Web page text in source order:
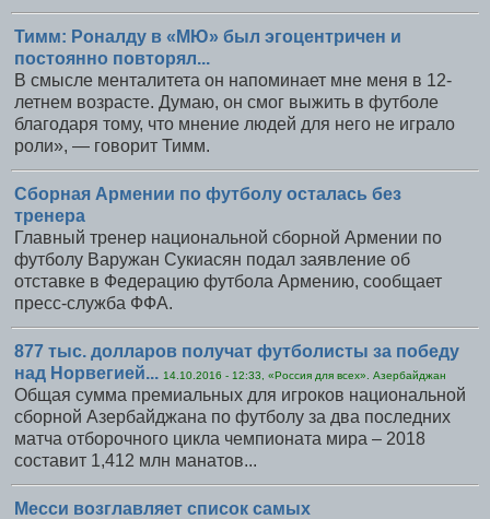
Тимм: Роналду в «МЮ» был эгоцентричен и
постоянно повторял...
В смысле менталитета он напоминает мне меня в 12-
летнем возрасте. Думаю, он смог выжить в футболе
благодаря тому, что мнение людей для него не играло
роли», — говорит Тимм.
Сборная Армении по футболу осталась без
тренера
Главный тренер национальной сборной Армении по
футболу Варужан Сукиасян подал заявление об
отставке в Федерацию футбола Армению, сообщает
пресс-служба ФФА.
877 тыс. долларов получат футболисты за победу
над Норвегией... 14.10.2016 - 12:33, «Россия для всех». Азербайджан
Общая сумма премиальных для игроков национальной
сборной Азербайджана по футболу за два последних
матча отборочного цикла чемпионата мира – 2018
составит 1,412 млн манатов...
Месси возглавляет список самых